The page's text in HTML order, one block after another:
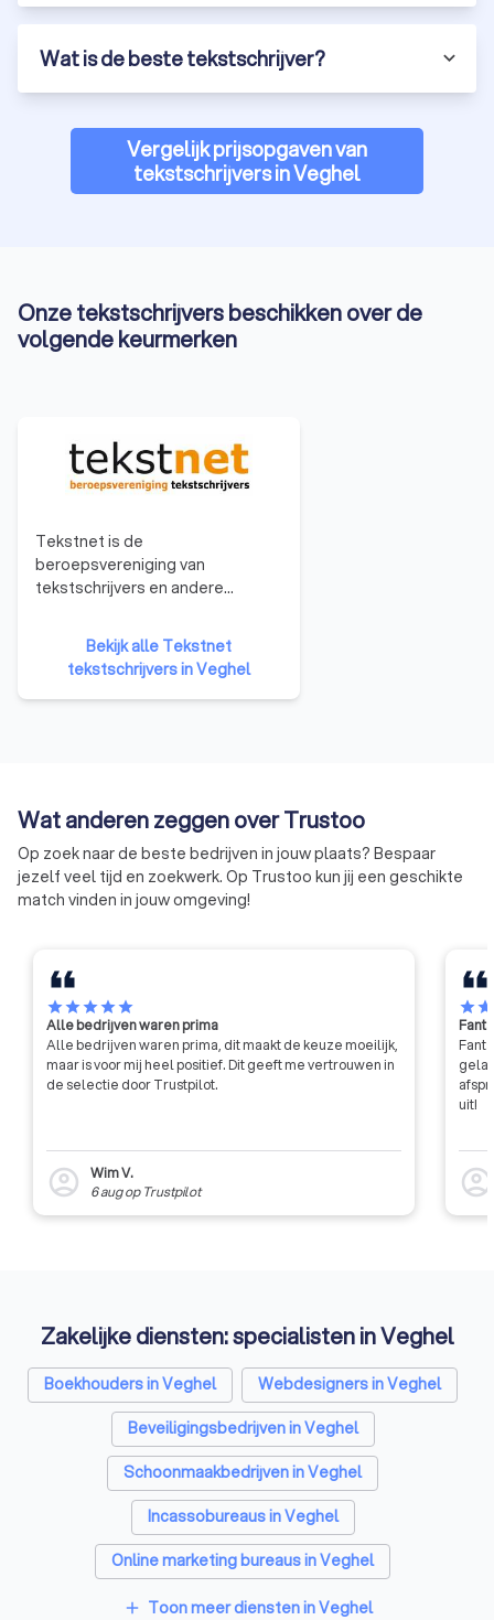
bestaande webteksten laten optimaliseren voor een betere
en deskundige tekstschrijvers in Veghel die perfect
aansluiten bij jouw wensen en behoeften.
foutloze content, maar zorgt er ook voor dat jouw teksten
beter scoren in zoekmachines. Of het nu gaat om
webteksten, blogs, productbeschrijvingen of andere content:
een specialist maakt het verschil.
Wat is de beste tekstschrijver?
Vergelijk prijsopgaven van
tekstschrijvers in Veghel
Onze tekstschrijvers beschikken over de
volgende keurmerken
Tekstnet is de
beroepsvereniging van
tekstschrijvers en andere
en Vlaanderen. Ons doel is om
tekstschrijvers te
professionaliseren en collegiaal
contact tussen leden te
de vereniging aangesloten.
Bekijk alle Tekstnet
tekstschrijvers in Veghel
Wat anderen zeggen over Trustoo
Op zoek naar de beste bedrijven in jouw plaats? Bespaar
jezelf veel tijd en zoekwerk. Op Trustoo kun jij een geschikte
match vinden in jouw omgeving!
starstarstarstarstar
Alle bedrijven waren prima
Alle bedrijven waren prima, dit maakt de keuze moeilijk,
maar is voor mij heel positief. Dit geeft me vertrouwen in
de selectie door Trustpilot.
account_circle
Wim V.
6 augop Trustpilot
starstar
uit!
account_circle
Zakelijke diensten: specialisten in Veghel
Boekhouders in Veghel
Webdesigners in Veghel
Beveiligingsbedrijven in Veghel
Schoonmaakbedrijven in Veghel
Incassobureaus in Veghel
Online marketing bureaus in Veghel
Vertaalbureaus in Veghel
add Toon meer diensten in Veghel